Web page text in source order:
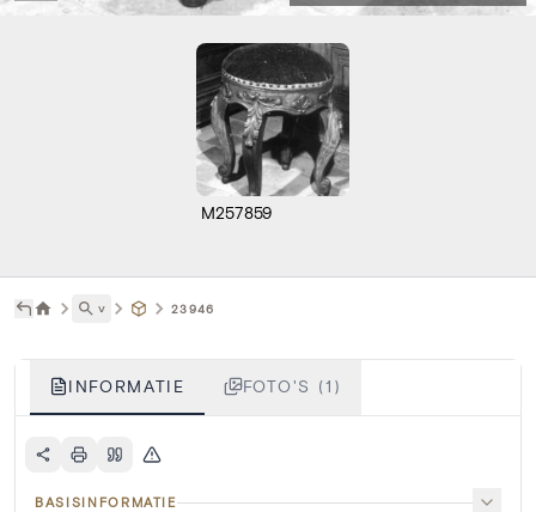
M257859
˅ 23946
INFORMATIE FOTO'S (1)
BASISINFORMATIE